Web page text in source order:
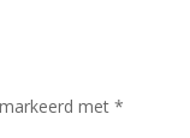
met *